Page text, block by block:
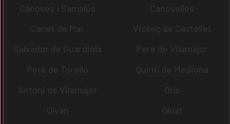
Cànoves i Samalús
Canovelles
Canet de Mar
Vicenç de Castellet
Salvador de Guardiola
Pere de Vilamajor
Pere de Torelló
Quintí de Mediona
Antoni de Vilamajor
Orís
Olvan
Olost